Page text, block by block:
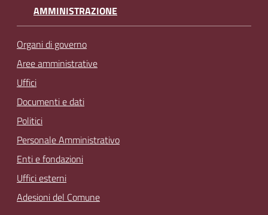
AMMINISTRAZIONE
Organi di governo
Aree amministrative
Uffici
Documenti e dati
Politici
Personale Amministrativo
Enti e fondazioni
Uffici esterni
Adesioni del Comune